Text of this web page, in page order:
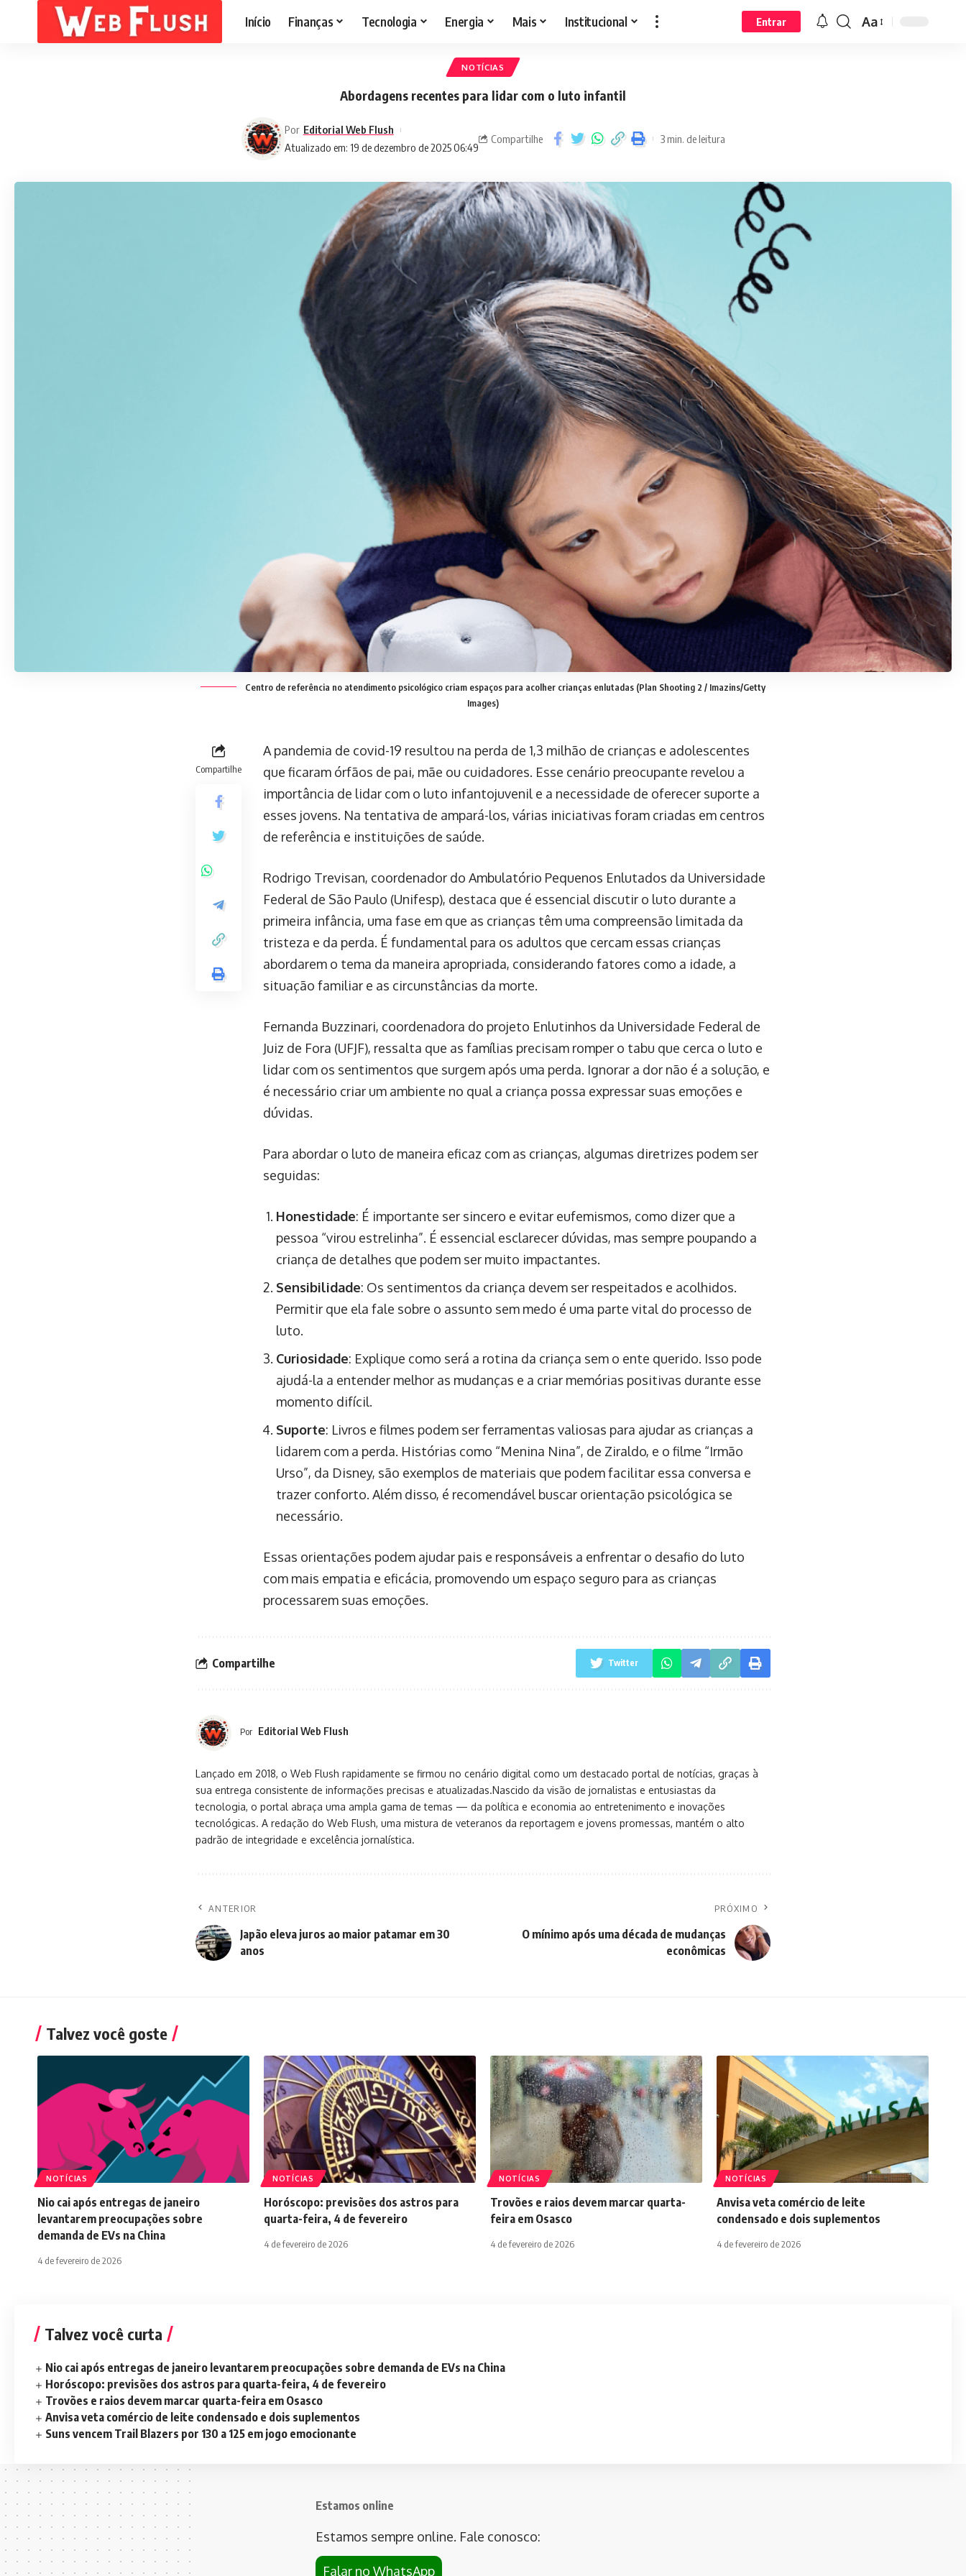
Início Finanças Tecnologia Energia Mais Institucional Entrar Aa
NOTÍCIAS
Abordagens recentes para lidar com o luto infantil
Atualizado em: 19 de dezembro de 2025 06:49
Por Editorial Web Flush
Compartilhe 3 min. de leitura
Centro de referência no atendimento psicológico criam espaços para acolher crianças enlutadas (Plan Shooting 2 / Imazins/Getty
Images)
Compartilhe
A pandemia de covid-19 resultou na perda de 1,3 milhão de crianças e adolescentes
que ficaram órfãos de pai, mãe ou cuidadores. Esse cenário preocupante revelou a
importância de lidar com o luto infantojuvenil e a necessidade de oferecer suporte a
esses jovens. Na tentativa de ampará-los, várias iniciativas foram criadas em centros
de referência e instituições de saúde.
Rodrigo Trevisan, coordenador do Ambulatório Pequenos Enlutados da Universidade
Federal de São Paulo (Unifesp), destaca que é essencial discutir o luto durante a
primeira infância, uma fase em que as crianças têm uma compreensão limitada da
tristeza e da perda. É fundamental para os adultos que cercam essas crianças
abordarem o tema da maneira apropriada, considerando fatores como a idade, a
situação familiar e as circunstâncias da morte.
Fernanda Buzzinari, coordenadora do projeto Enlutinhos da Universidade Federal de
Juiz de Fora (UFJF), ressalta que as famílias precisam romper o tabu que cerca o luto e
lidar com os sentimentos que surgem após uma perda. Ignorar a dor não é a solução, e
é necessário criar um ambiente no qual a criança possa expressar suas emoções e
dúvidas.
Para abordar o luto de maneira eficaz com as crianças, algumas diretrizes podem ser
seguidas:
Honestidade: É importante ser sincero e evitar eufemismos, como dizer que a
pessoa “virou estrelinha”. É essencial esclarecer dúvidas, mas sempre poupando a
criança de detalhes que podem ser muito impactantes.
Sensibilidade: Os sentimentos da criança devem ser respeitados e acolhidos.
Permitir que ela fale sobre o assunto sem medo é uma parte vital do processo de
luto.
Curiosidade: Explique como será a rotina da criança sem o ente querido. Isso pode
ajudá-la a entender melhor as mudanças e a criar memórias positivas durante esse
momento difícil.
Suporte: Livros e filmes podem ser ferramentas valiosas para ajudar as crianças a
lidarem com a perda. Histórias como “Menina Nina”, de Ziraldo, e o filme “Irmão
Urso”, da Disney, são exemplos de materiais que podem facilitar essa conversa e
trazer conforto. Além disso, é recomendável buscar orientação psicológica se
necessário.
Essas orientações podem ajudar pais e responsáveis a enfrentar o desafio do luto
com mais empatia e eficácia, promovendo um espaço seguro para as crianças
processarem suas emoções.
Compartilhe Twitter
Por Editorial Web Flush
Lançado em 2018, o Web Flush rapidamente se firmou no cenário digital como um destacado portal de notícias, graças à
sua entrega consistente de informações precisas e atualizadas.Nascido da visão de jornalistas e entusiastas da
tecnologia, o portal abraça uma ampla gama de temas — da política e economia ao entretenimento e inovações
tecnológicas. A redação do Web Flush, uma mistura de veteranos da reportagem e jovens promessas, mantém o alto
padrão de integridade e excelência jornalística.
ANTERIOR
Japão eleva juros ao maior patamar em 30
anos
PRÓXIMO
O mínimo após uma década de mudanças
econômicas
Talvez você goste
NOTÍCIAS
Nio cai após entregas de janeiro
levantarem preocupações sobre
demanda de EVs na China
4 de fevereiro de 2026
NOTÍCIAS
Horóscopo: previsões dos astros para
quarta-feira, 4 de fevereiro
4 de fevereiro de 2026
NOTÍCIAS
Trovões e raios devem marcar quarta-
feira em Osasco
4 de fevereiro de 2026
NOTÍCIAS
Anvisa veta comércio de leite
condensado e dois suplementos
4 de fevereiro de 2026
Talvez você curta
Nio cai após entregas de janeiro levantarem preocupações sobre demanda de EVs na China
Horóscopo: previsões dos astros para quarta-feira, 4 de fevereiro
Trovões e raios devem marcar quarta-feira em Osasco
Anvisa veta comércio de leite condensado e dois suplementos
Suns vencem Trail Blazers por 130 a 125 em jogo emocionante
Estamos online
Estamos sempre online. Fale conosco:
Falar no WhatsApp